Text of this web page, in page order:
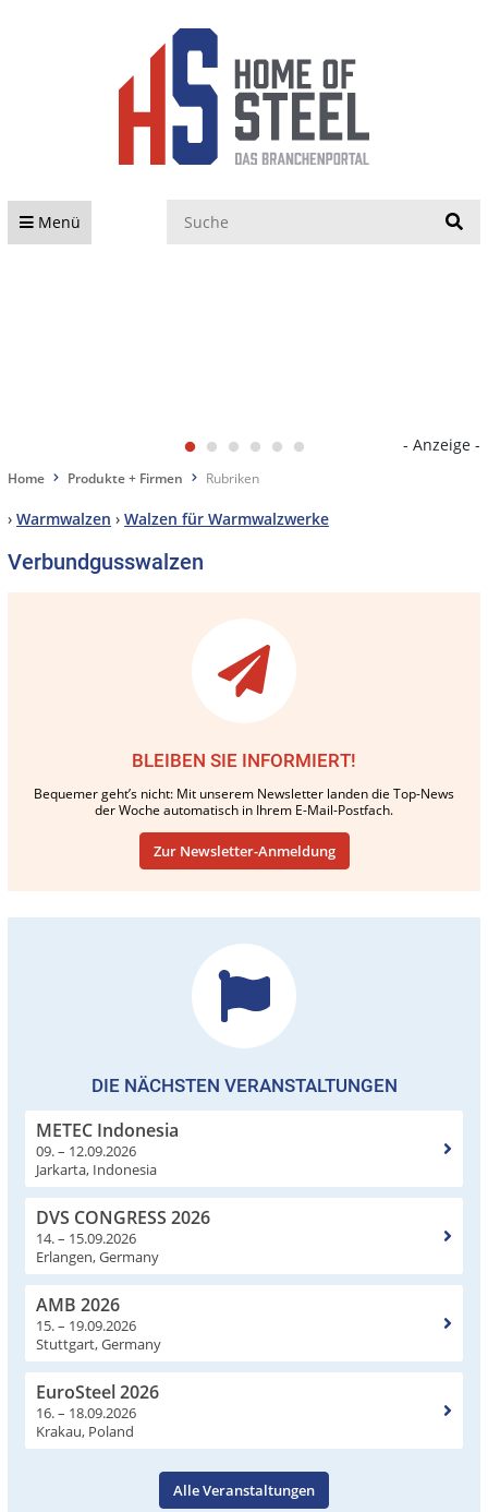
Menü
- Anzeige -
Home Produkte + Firmen Rubriken
› Warmwalzen › Walzen für Warmwalzwerke
Verbundgusswalzen
BLEIBEN SIE INFORMIERT!
Bequemer geht’s nicht: Mit unserem Newsletter landen die Top-News
der Woche automatisch in Ihrem E-Mail-Postfach.
Zur Newsletter-Anmeldung
DIE NÄCHSTEN VERANSTALTUNGEN
METEC Indonesia
09. – 12.09.2026
Jarkarta, Indonesia
DVS CONGRESS 2026
14. – 15.09.2026
Erlangen, Germany
AMB 2026
15. – 19.09.2026
Stuttgart, Germany
EuroSteel 2026
16. – 18.09.2026
Krakau, Poland
Alle Veranstaltungen